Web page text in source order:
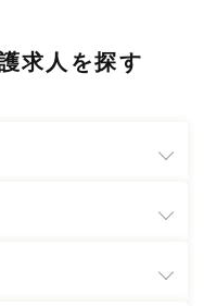
求人を探す